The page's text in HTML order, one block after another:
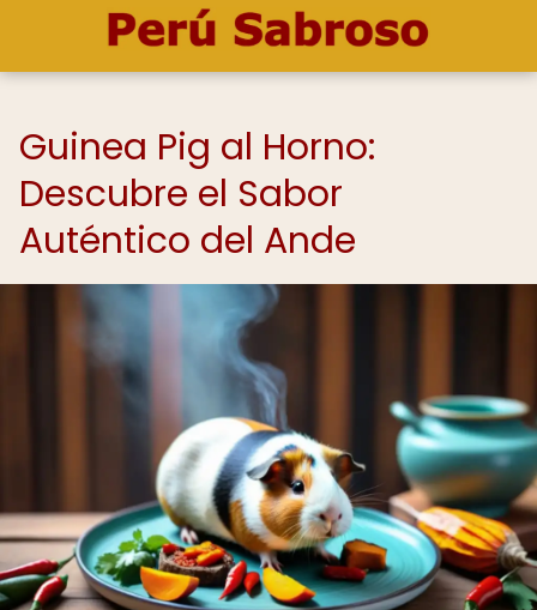
Guinea Pig al Horno:
Descubre el Sabor
Auténtico del Ande